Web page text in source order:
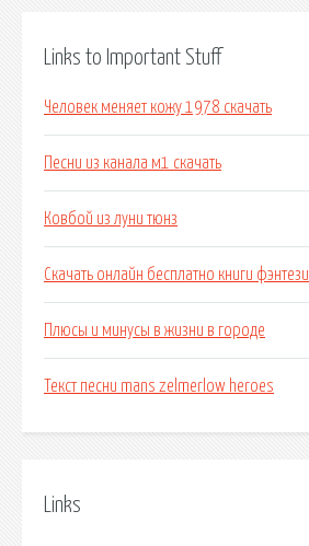
Links to Important Stuff
Человек меняет кожу 1978 скачать
Песни из канала м1 скачать
Ковбой из луни тюнз
Скачать онлайн бесплатно книги фэнтези
Плюсы и минусы в жизни в городе
Текст песни mans zelmerlow heroes
Links